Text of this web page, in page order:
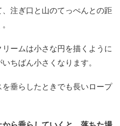
注ぎ口と山のてっぺんとの距
ームは小さな円を描くように
ちばん小さくなります。
垂らしたときでも長いロープ